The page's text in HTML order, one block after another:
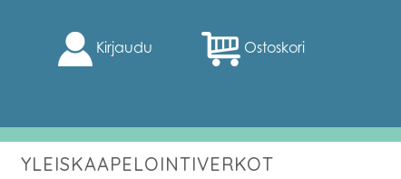
Kirjaudu Ostoskori
YLEISKAAPELOINTIVERKOT